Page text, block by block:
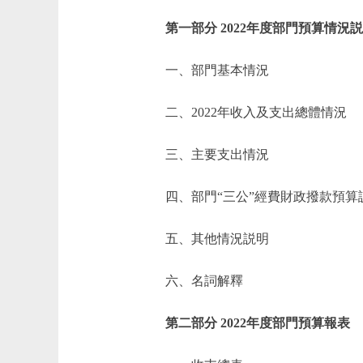
第一部分 2022年度部門預算情況
一、部門基本情況
二、2022年收入及支出總體情況
三、主要支出情況
四、部門“三公”經費財政撥款預算
五、其他情況説明
六、名詞解釋
第二部分 2022年度部門預算報表